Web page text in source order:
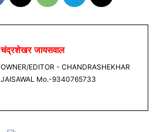
चंद्रशेखर जायसवाल
OWNER/EDITOR - CHANDRASHEKHAR
JAISAWAL Mo.-9340765733